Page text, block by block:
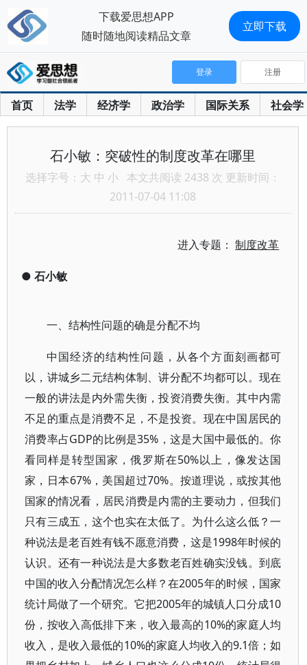
首页 法学 经济学 政治学 国际关系 社会学
登录 注册
石小敏：突破性的制度改革在哪里
选择字号： 大 中 小 本文共阅读 2438 次 更新时间：
2011-07-04 11:08
进入专题：制度改革
● 石小敏
一、结构性问题的确是分配不均
中国经济的结构性问题，从各个方面刻画都可
以，讲城乡二元结构体制、讲分配不均都可以。现在
一般的讲法是内外需失衡，投资消费失衡。其中内需
不足的重点是消费不足，不是投资。现在中国居民的
消费率占GDP的比例是35%，这是大国中最低的。你
看同样是转型国家，俄罗斯在50%以上，像发达国
家，日本67%，美国超过70%。按道理说，或按其他
国家的情况看，居民消费是内需的主要动力，但我们
只有三成五，这个也实在太低了。为什么这么低？一
种说法是老百姓有钱不愿意消费，这是1998年时候的
认识。还有一种说法是大多数老百姓确实没钱。到底
中国的收入分配情况怎么样？在2005年的时候，国家
统计局做了一个研究。它把2005年的城镇人口分成10
份，按收入高低排下来，收入最高的10%的家庭人均
收入，是收入最低的10%的家庭人均收入的9.1倍；如
下载爱思想APP
随时随地阅读精品文章
立即下载